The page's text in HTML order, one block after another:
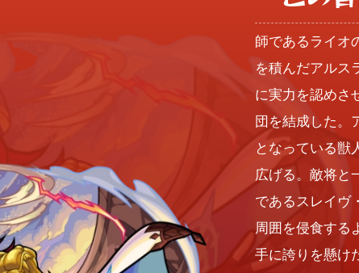
師であるライオ
を積んだアルス
に実力を認めさ
団を結成した。
となっている獣
広げる。敵将と
であるスレイヴ
周囲を侵食する
手に誇りを懸け